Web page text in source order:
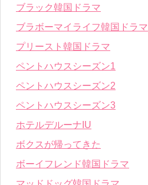
ブラック韓国ドラマ
ブラボーマイライフ韓国ドラマ
プリースト韓国ドラマ
ペントハウスシーズン1
ペントハウスシーズン2
ペントハウスシーズン3
ホテルデルーナIU
ボクスが帰ってきた
ボーイフレンド韓国ドラマ